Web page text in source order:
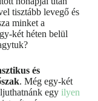
tisztább levegő és
minket a
két héten belül
és
. Még egy-két
egy ilyen